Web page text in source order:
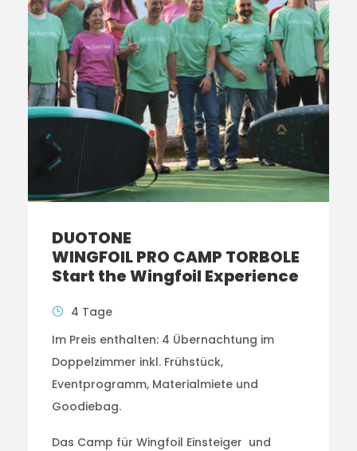
DUOTONE
WINGFOIL PRO CAMP TORBOLE
Start the Wingfoil Experience
4 Tage
Im Preis enthalten: 4 Übernachtung im
Doppelzimmer inkl. Frühstück,
Eventprogramm, Materialmiete und
Goodiebag.
Das Camp für Wingfoil Einsteiger und